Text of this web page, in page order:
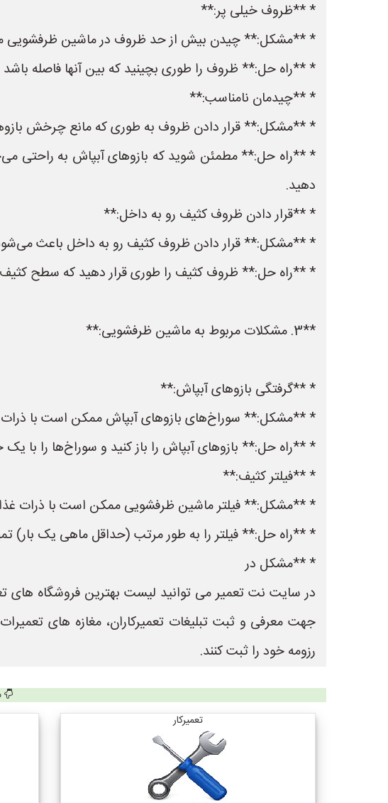
* **ظروف خیلی پر:**
* **مشکل:** چیدن بیش از حد ظروف در ماشین ظرفشویی
* **راه حل:** ظروف را طوری بچینید که بین آنها فاصله
* **چیدمان نامناسب:**
* **مشکل:** قرار دادن ظروف به طوری که مانع چرخش
* **راه حل:** مطمئن شوید که بازوهای آبپاش به راحتی
دهید.
* **قرار دادن ظروف کثیف رو به داخل:**
* **مشکل:** قرار دادن ظروف کثیف رو به داخل باعث می‌شود
* **راه حل:** ظروف کثیف را طوری قرار دهید که سطح کثیف
**3. مشکلات مربوط به ماشین ظرفشویی:**
* **گرفتگی بازوهای آبپاش:**
* **مشکل:** سوراخ‌های بازوهای آبپاش ممکن است با
* **راه حل:** بازوهای آبپاش را باز کنید و سوراخ‌ها را با یک
* **فیلتر کثیف:**
* **مشکل:** فیلتر ماشین ظرفشویی ممکن است با ذرات
* **راه حل:** فیلتر را به طور مرتب (حداقل ماهی یک بار)
* **مشکل در
جهت معرفی و ثبت تبلیغات تعمیرکاران، مغازه های
رزومه خود را ثبت کنند.
تعمیرکار